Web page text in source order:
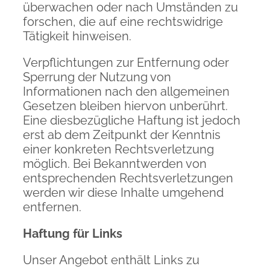
überwachen oder nach Umständen zu
forschen, die auf eine rechtswidrige
Tätigkeit hinweisen.
Verpflichtungen zur Entfernung oder
Sperrung der Nutzung von
Informationen nach den allgemeinen
Gesetzen bleiben hiervon unberührt.
Eine diesbezügliche Haftung ist jedoch
erst ab dem Zeitpunkt der Kenntnis
einer konkreten Rechtsverletzung
möglich. Bei Bekanntwerden von
entsprechenden Rechtsverletzungen
werden wir diese Inhalte umgehend
entfernen.
Haftung für Links
Unser Angebot enthält Links zu